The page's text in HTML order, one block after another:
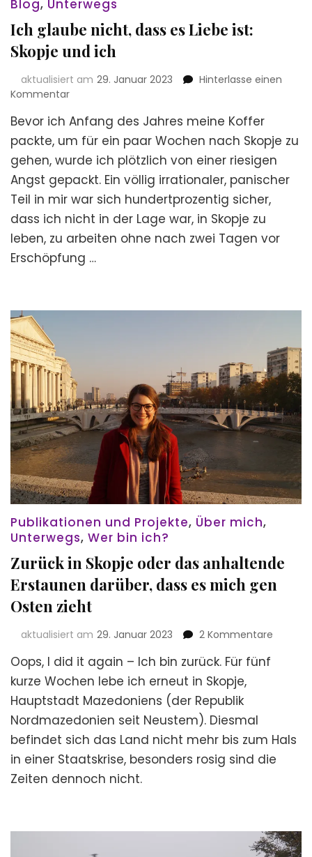
Blog, Unterwegs
Ich glaube nicht, dass es Liebe ist:
Skopje und ich
aktualisiert am 29. Januar 2023
Hinterlasse einen
Kommentarzu
glaube
nicht,
dass
es
Liebe
ist:
Skopje
und
ich
Bevor ich Anfang des Jahres meine Koffer
packte, um für ein paar Wochen nach Skopje zu
gehen, wurde ich plötzlich von einer riesigen
Angst gepackt. Ein völlig irrationaler, panischer
Teil in mir war sich hundertprozentig sicher,
dass ich nicht in der Lage war, in Skopje zu
leben, zu arbeiten ohne nach zwei Tagen vor
Erschöpfung …
Publikationen und Projekte, Über mich,
Unterwegs, Wer bin ich?
Zurück in Skopje oder das anhaltende
Erstaunen darüber, dass es mich gen
Osten zieht
aktualisiert am 29. Januar 2023 2 Kommentare
dass
zieht
Oops, I did it again – Ich bin zurück. Für fünf
kurze Wochen lebe ich erneut in Skopje,
Hauptstadt Mazedoniens (der Republik
Nordmazedonien seit Neustem). Diesmal
befindet sich das Land nicht mehr bis zum Hals
in einer Staatskrise, besonders rosig sind die
Zeiten dennoch nicht.